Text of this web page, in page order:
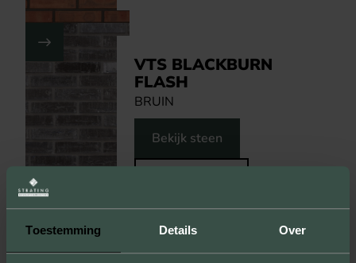
Toestemming Details Over
VTS BLACKBURN
FLASH
BRUIN
Bekijk steen